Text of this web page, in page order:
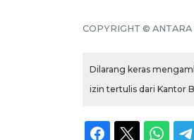
COPYRIGHT ©
Dilarang keras
izin tertulis dari Kantor